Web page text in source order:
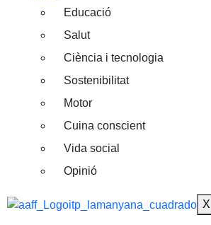
Educació
Salut
Ciència i tecnologia
Sostenibilitat
Motor
Cuina conscient
Vida social
Opinió
X